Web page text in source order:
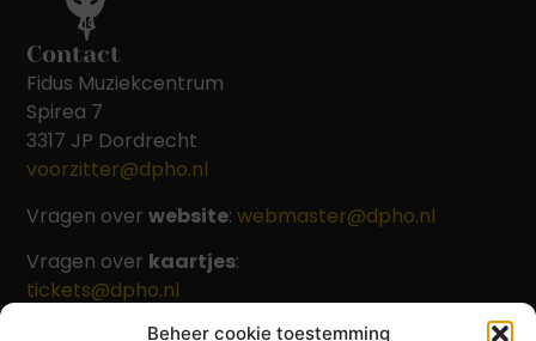
Beheer cookie toestemming
Contact
Fidus Muziekcentrum
Spirea 7
3317 JP Dordrecht
voorzitter@dpho.nl
Vragen overwebsite:webmaster@dpho.nl
Vragen over kaartjes:
tickets@dpho.nl